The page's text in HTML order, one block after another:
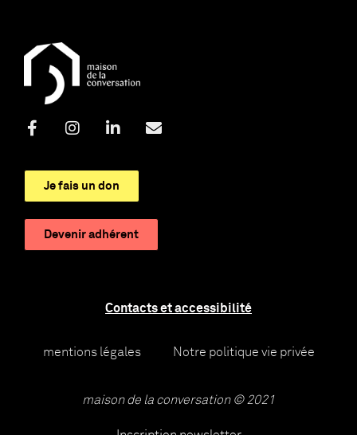
Je fais un don
Devenir adhérent
Contacts et accessibilité
mentions légales Notre politique vie privée
maison de la conversation © 2021